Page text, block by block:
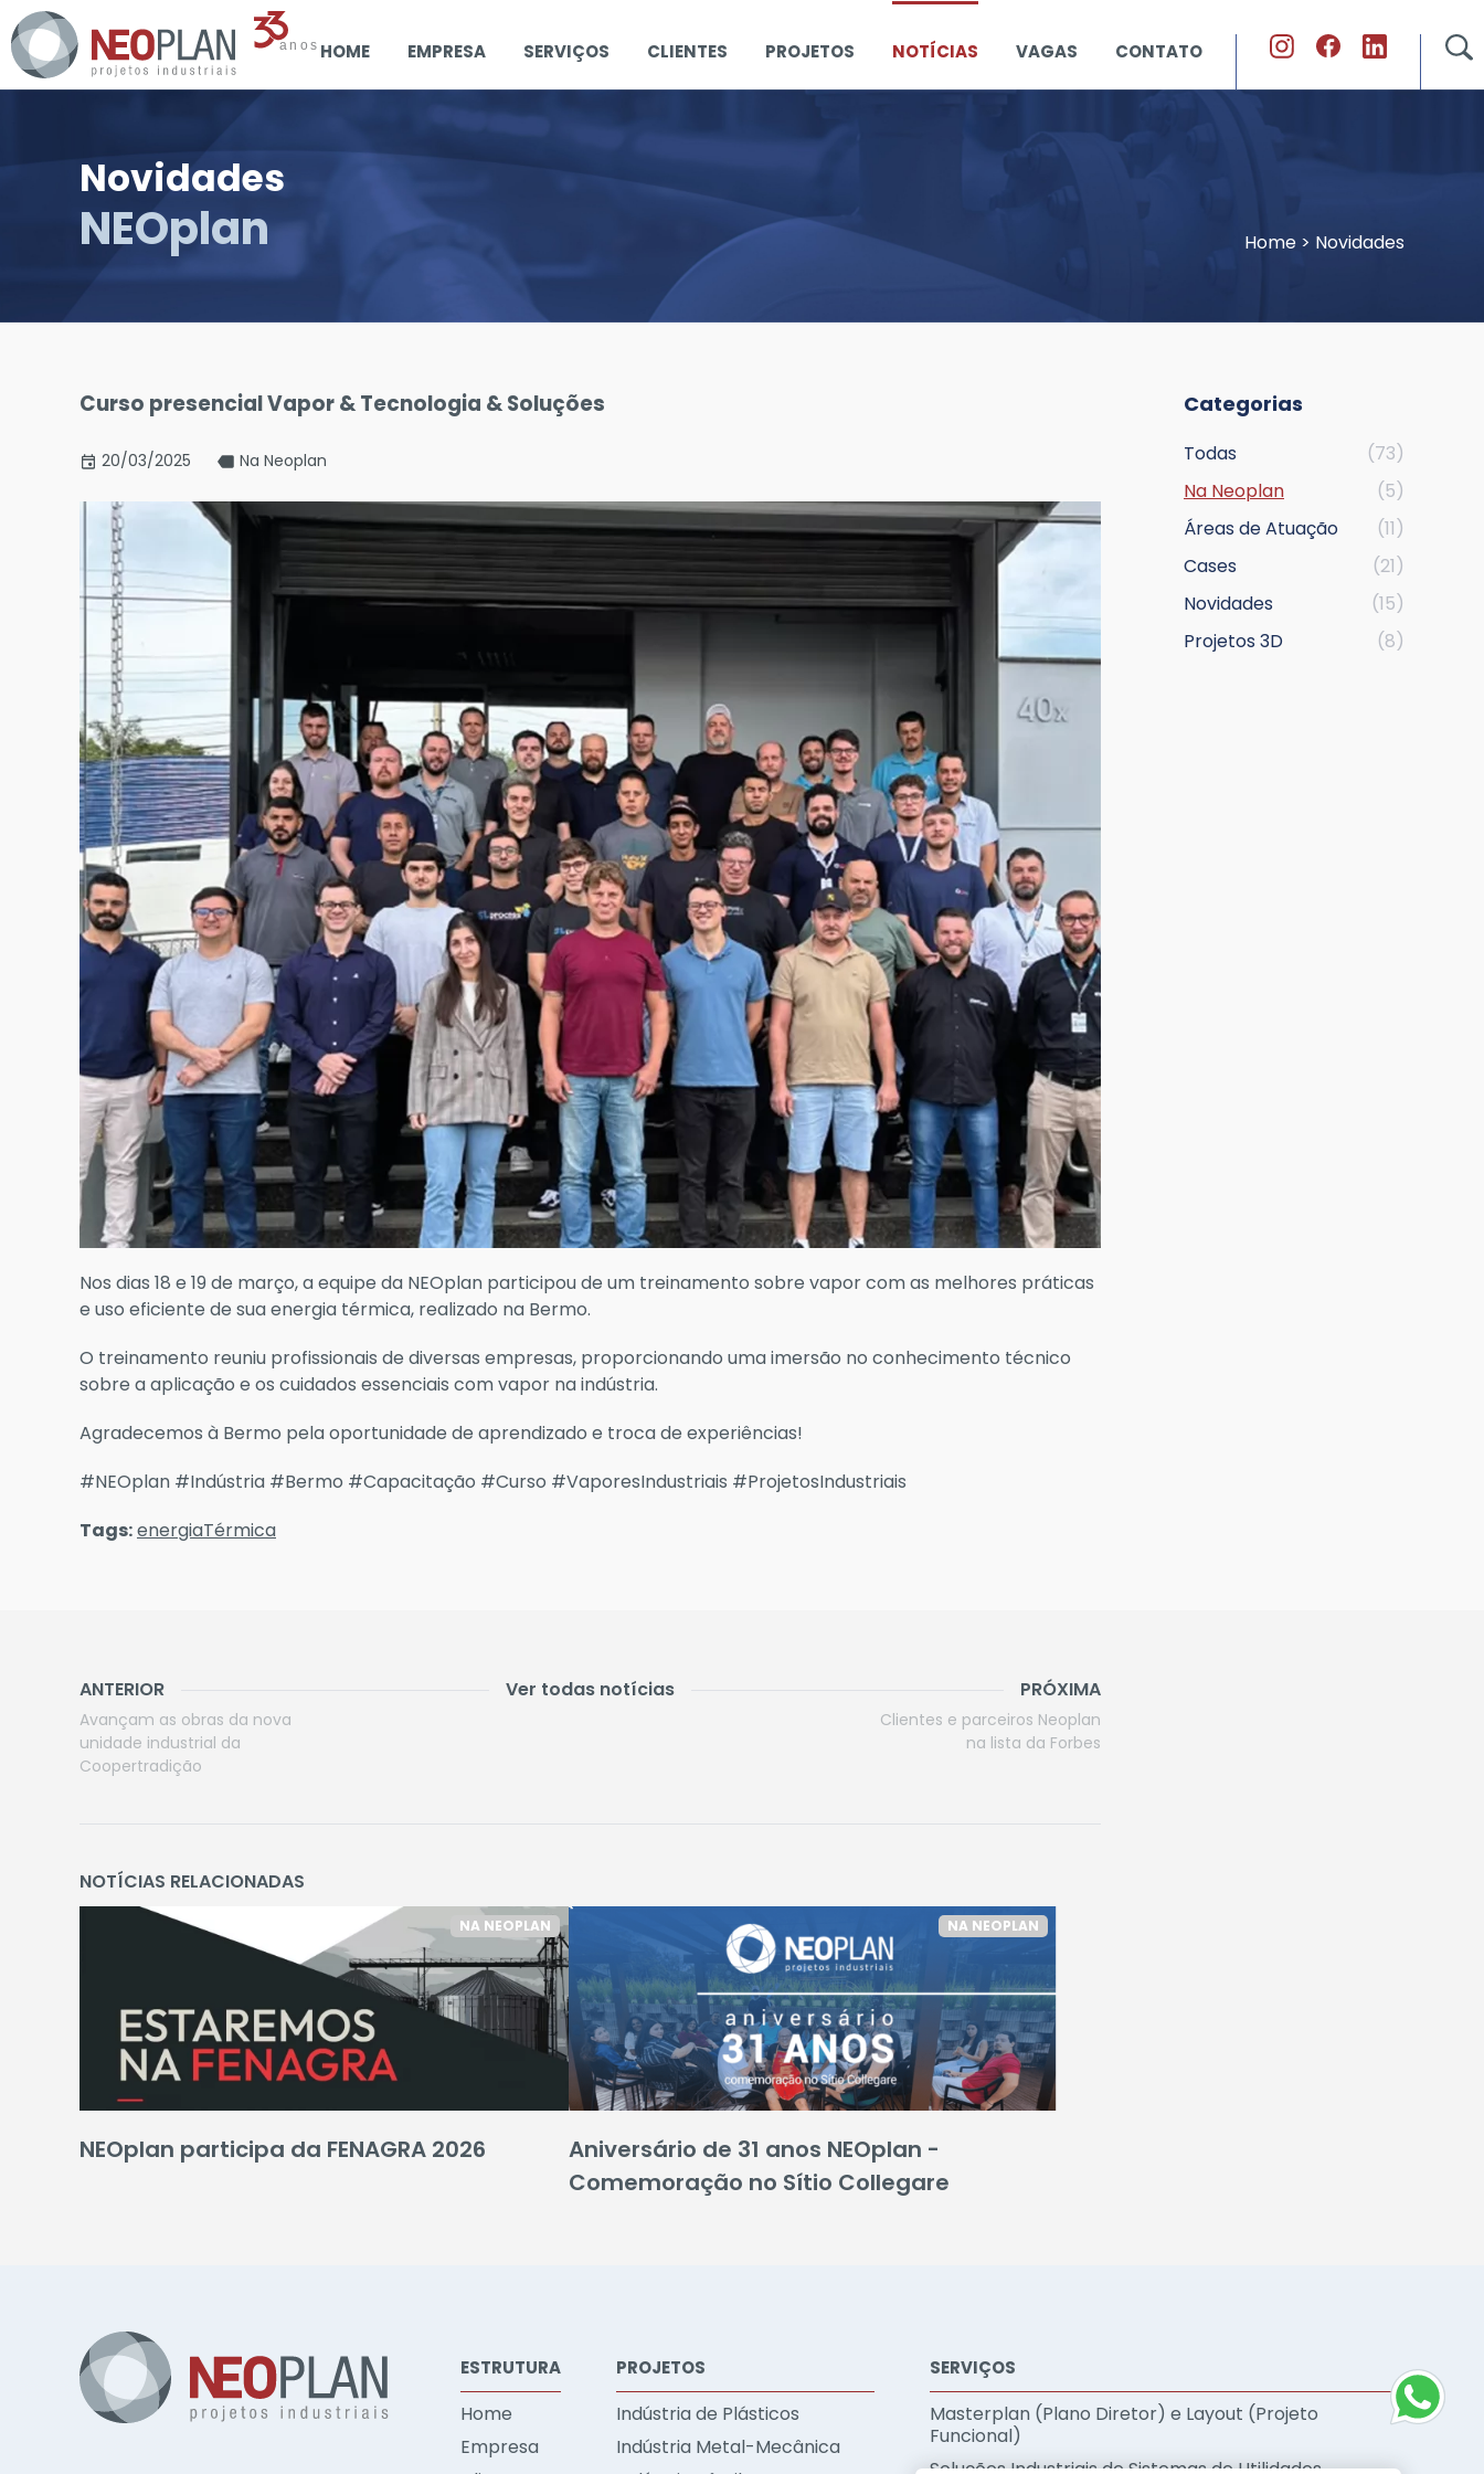
HOME EMPRESA SERVIÇOS CLIENTES PROJETOS NOTÍCIAS VAGAS CONTATO
Novidades
NEOplan Home > Novidades
Curso presencial Vapor & Tecnologia & Soluções
20/03/2025 Na Neoplan
Nos dias 18 e 19 de março, a equipe da NEOplan participou de um treinamento sobre vapor com as melhores práticas
e uso eficiente de sua energia térmica, realizado na Bermo.
O treinamento reuniu profissionais de diversas empresas, proporcionando uma imersão no conhecimento técnico
sobre a aplicação e os cuidados essenciais com vapor na indústria.
Agradecemos à Bermo pela oportunidade de aprendizado e troca de experiências!
#NEOplan #Indústria #Bermo #Capacitação #Curso #VaporesIndustriais #ProjetosIndustriais
Tags:energiaTérmica
Categorias
Todas
(73)
Na Neoplan
(5)
Áreas de Atuação
(11)
Cases
(21)
Novidades
(15)
Projetos 3D
(8)
Ver todas notícias
ANTERIOR
Avançam as obras da nova
unidade industrial da
Coopertradição
PRÓXIMA
Clientes e parceiros Neoplan
na lista da Forbes
NOTÍCIAS RELACIONADAS
NEOplan participa da FENAGRA 2026
NA NEOPLAN
Aniversário de 31 anos NEOplan -
Comemoração no Sítio Collegare
NA NEOPLAN
ESTRUTURA
Home
Empresa
PROJETOS
Indústria de Plásticos
Indústria Metal-Mecânica
SERVIÇOS
Masterplan (Plano Diretor) e Layout (Projeto
Funcional)